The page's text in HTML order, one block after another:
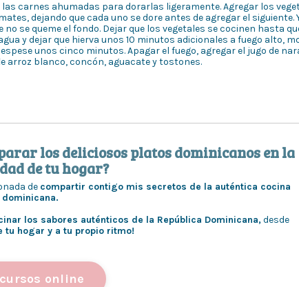
carnes ahumadas para dorarlas ligeramente. Agregar los
dejando que cada uno se dore antes de agregar el siguiente.
se queme el fondo. Dejar que los vegetales se cocinen hasta
y dejar que hierva unos 10 minutos adicionales a fuego alto,
unos cinco minutos. Apagar el fuego, agregar el jugo de
arroz blanco, concón, aguacate y tostones.
los deliciosos platos dominicanos en la
de tu hogar?
de compartir contigo mis secretos de la auténtica cocina
dominicana.
los sabores auténticos de la República Dominicana,desde
tu hogar y a tu propio ritmo!
online